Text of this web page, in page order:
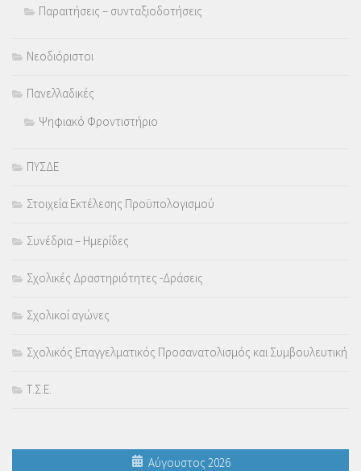
Παραιτήσεις – συνταξιοδοτήσεις
Νεοδιόριστοι
Πανελλαδικές
Ψηφιακό Φροντιστήριο
ΠΥΣΔΕ
Στοιχεία Εκτέλεσης Προϋπολογισμού
Συνέδρια – Ημερίδες
Σχολικές Δραστηριότητες -Δράσεις
Σχολικοί αγώνες
Σχολικός Επαγγελματικός Προσανατολισμός και Συμβουλευτική
Τ.Σ.Ε.
Αύγουστος 2026